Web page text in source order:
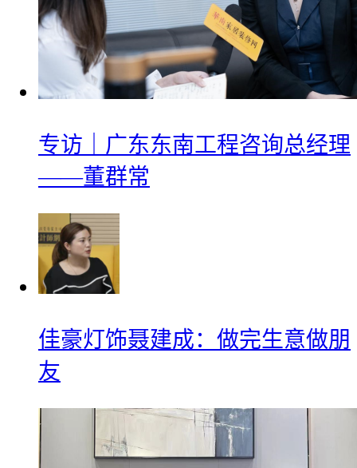
专访｜广东东南工程咨询总经理
——董群常
佳豪灯饰聂建成：做完生意做朋
友